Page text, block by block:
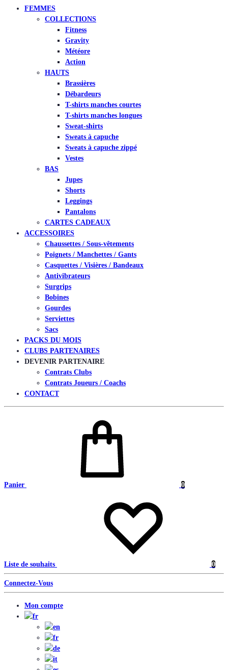
FEMMES
COLLECTIONS
Fitness
Gravity
Météore
Action
HAUTS
Brassières
Débardeurs
T-shirts manches courtes
T-shirts manches longues
Sweat-shirts
Sweats à capuche
Sweats à capuche zippé
Vestes
BAS
Jupes
Shorts
Leggings
Pantalons
CARTES CADEAUX
ACCESSOIRES
Chaussettes / Sous-vêtements
Poignets / Manchettes / Gants
Casquettes / Visières / Bandeaux
Antivibrateurs
Surgrips
Bobines
Gourdes
Serviettes
Sacs
PACKS DU MOIS
CLUBS PARTENAIRES
DEVENIR PARTENAIRE
Contrats Clubs
Contrats Joueurs / Coachs
CONTACT
Panier 0
Liste de souhaits 0
Connectez-Vous
Mon compte